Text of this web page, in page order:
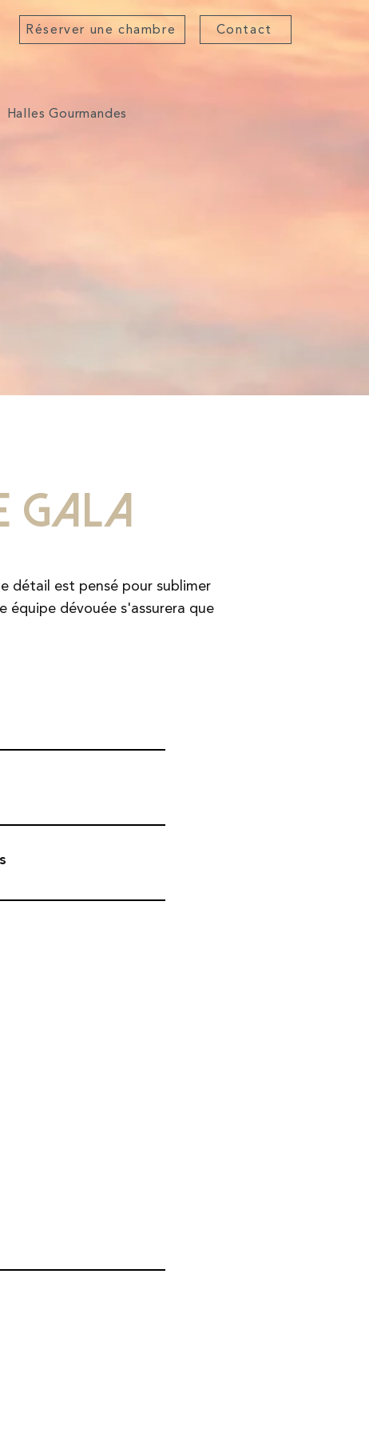
Réserver une chambre Contact
Halles Gourmandes
gala
détail est pensé pour sublimer
dévouée s'assurera que